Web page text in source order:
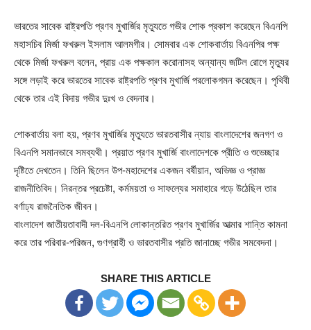
ভারতের সাবেক রাষ্ট্রপতি প্রণব মুখার্জির মৃত্যুতে গভীর শোক প্রকাশ করেছেন বিএনপি
মহাসচিব মির্জা ফখরুল ইসলাম আলমগীর। সোমবার এক শোকবার্তায় বিএনপির পক্ষ
থেকে মির্জা ফখরুল বলেন, প্রায় এক পক্ষকাল করোনাসহ অন্যান্য জটিল রোগে মৃত্যুর
সঙ্গে লড়াই করে ভারতের সাবেক রাষ্ট্রপতি প্রণব মুখার্জি পরলোকগমন করেছেন। পৃথিবী
থেকে তার এই বিদায় গভীর দুঃখ ও বেদনার।
শোকবার্তায় বলা হয়, প্রণব মুখার্জির মৃত্যুতে ভারতবাসীর ন্যায় বাংলাদেশের জনগণ ও
বিএনপি সমানভাবে সমব্যথী। প্রয়াত প্রণব মুখার্জি বাংলাদেশকে প্রীতি ও শুভেচ্ছার
দৃষ্টিতে দেখতেন। তিনি ছিলেন উপ-মহাদেশের একজন বর্ষীয়ান, অভিজ্ঞ ও প্রাজ্ঞ
রাজনীতিবিদ। নিরন্তর প্রচেষ্টা, কর্মময়তা ও সাফল্যের সমাহারে গড়ে উঠেছিল তার
বর্ণাঢ্য রাজনৈতিক জীবন।
বাংলাদেশ জাতীয়তাবাদী দল-বিএনপি লোকান্তরিত প্রণব মুখার্জির আত্মার শান্তি কামনা
করে তার পরিবার-পরিজন, গুণগ্রাহী ও ভারতবাসীর প্রতি জানাচ্ছে গভীর সমবেদনা।
SHARE THIS ARTICLE